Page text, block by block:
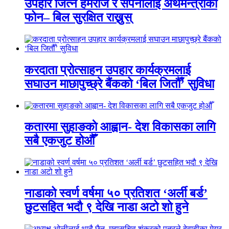
उपहार जित्ने हेमराज र सपनालाई अर्थमन्त्रीको
फोन– बिल सुरक्षित राख्नुस्
करदाता प्रोत्साहन उपहार कार्यक्रमलाई
सघाउन माछापुच्छ्रे बैंकको ‘बिल जितौँ’ सुविधा
कतारमा सुहाङकाे आह्वान- देश विकासका लागि
सबै एकजुट होऔँ
नाडाको स्वर्ण वर्षमा ५० प्रतिशत ‘अर्ली बर्ड’
छुटसहित भदौ ९ देखि नाडा अटो शो हुने